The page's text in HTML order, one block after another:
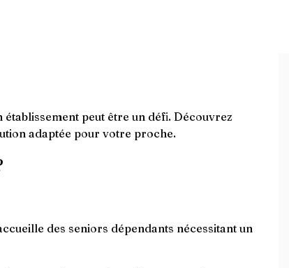
peut être un défi. Découvrez
adaptée pour votre proche.
des seniors dépendants nécessitant un